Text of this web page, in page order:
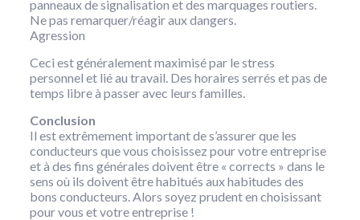
panneaux de signalisation et des marquages ​​​​routiers.
Ne pas remarquer/réagir aux dangers.
Agression
Ceci est généralement maximisé par le stress
personnel et lié au travail. Des horaires serrés et pas de
temps libre à passer avec leurs familles.
Conclusion
Il est extrêmement important de s’assurer que les
conducteurs que vous choisissez pour votre entreprise
et à des fins générales doivent être « corrects » dans le
sens où ils doivent être habitués aux habitudes des
bons conducteurs. Alors soyez prudent en choisissant
pour vous et votre entreprise !